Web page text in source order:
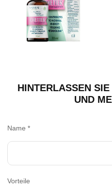
HINTERLASSEN
UND
Name *
Vorteile